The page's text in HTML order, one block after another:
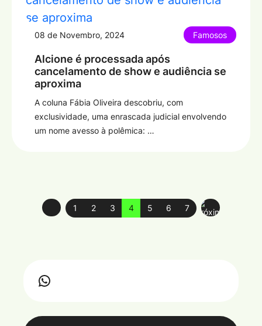
08 de Novembro, 2024 Famosos
Alcione é processada após
cancelamento de show e audiência se
aproxima
A coluna Fábia Oliveira descobriu, com
exclusividade, uma enrascada judicial envolvendo
um nome avesso à polêmica: …
1 2 3 4 5 6 7